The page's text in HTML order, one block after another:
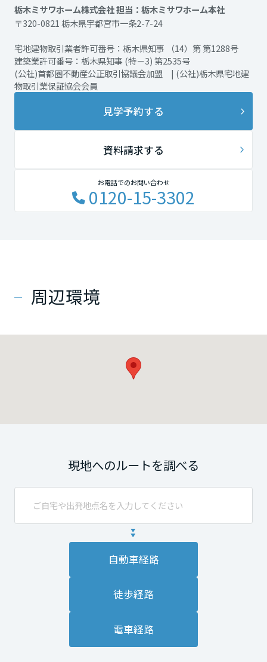
栃木ミサワホーム株式会社 担当：栃木ミサワホーム本社
〒320-0821 栃木県宇都宮市一条2-7-24
宅地建物取引業者許可番号：栃木県知事 （14）第 第1288号
建築業許可番号：栃木県知事 (特－3) 第2535号
(公社)首都圏不動産公正取引協議会加盟 | (公社)栃木県宅地建
物取引業保証協会会員
見学予約する
資料請求する
お電話でのお問い合わせ
0120-15-3302
周辺環境
現地へのルートを調べる
自動車経路
徒歩経路
電車経路